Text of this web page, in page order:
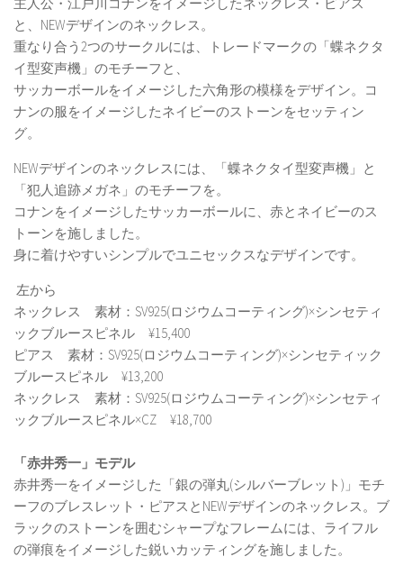
と、NEWデザインのネックレス。
重なり合う2つのサークルには、トレードマークの「蝶ネクタ
イ型変声機」のモチーフと、
サッカーボールをイメージした六角形の模様をデザイン。コ
ナンの服をイメージしたネイビーのストーンをセッティン
グ。
NEWデザインのネックレスには、「蝶ネクタイ型変声機」と
「犯人追跡メガネ」のモチーフを。
コナンをイメージしたサッカーボールに、赤とネイビーのス
トーンを施しました。
身に着けやすいシンプルでユニセックスなデザインです。
左から
ネックレス 素材：SV925(ロジウムコーティング)×シンセティ
ックブルースピネル ¥15,400
ピアス 素材：SV925(ロジウムコーティング)×シンセティック
ブルースピネル ¥13,200
ネックレス 素材：SV925(ロジウムコーティング)×シンセティ
ックブルースピネル×CZ ¥18,700
「赤井秀一」モデル
赤井秀一をイメージした「銀の弾丸(シルバーブレット)」モチ
ーフのブレスレット・ピアスとNEWデザインのネックレス。ブ
ラックのストーンを囲むシャープなフレームには、ライフル
の弾痕をイメージした鋭いカッティングを施しました。